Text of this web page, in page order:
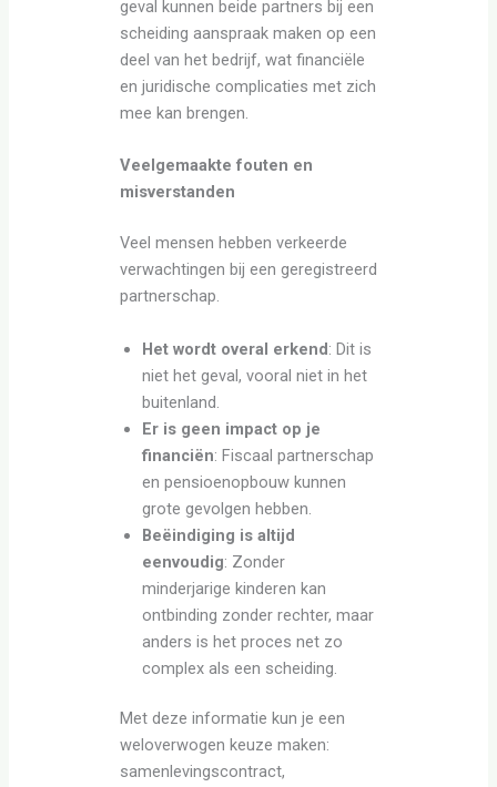
geval kunnen beide partners bij een
scheiding aanspraak maken op een
deel van het bedrijf, wat financiële
en juridische complicaties met zich
mee kan brengen.
Veelgemaakte fouten en
misverstanden
Veel mensen hebben verkeerde
verwachtingen bij een geregistreerd
partnerschap.
Het wordt overal erkend: Dit is
niet het geval, vooral niet in het
buitenland.
Er is geen impact op je
financiën: Fiscaal partnerschap
en pensioenopbouw kunnen
grote gevolgen hebben.
Beëindiging is altijd
eenvoudig: Zonder
minderjarige kinderen kan
ontbinding zonder rechter, maar
anders is het proces net zo
complex als een scheiding.
Met deze informatie kun je een
weloverwogen keuze maken:
samenlevingscontract,